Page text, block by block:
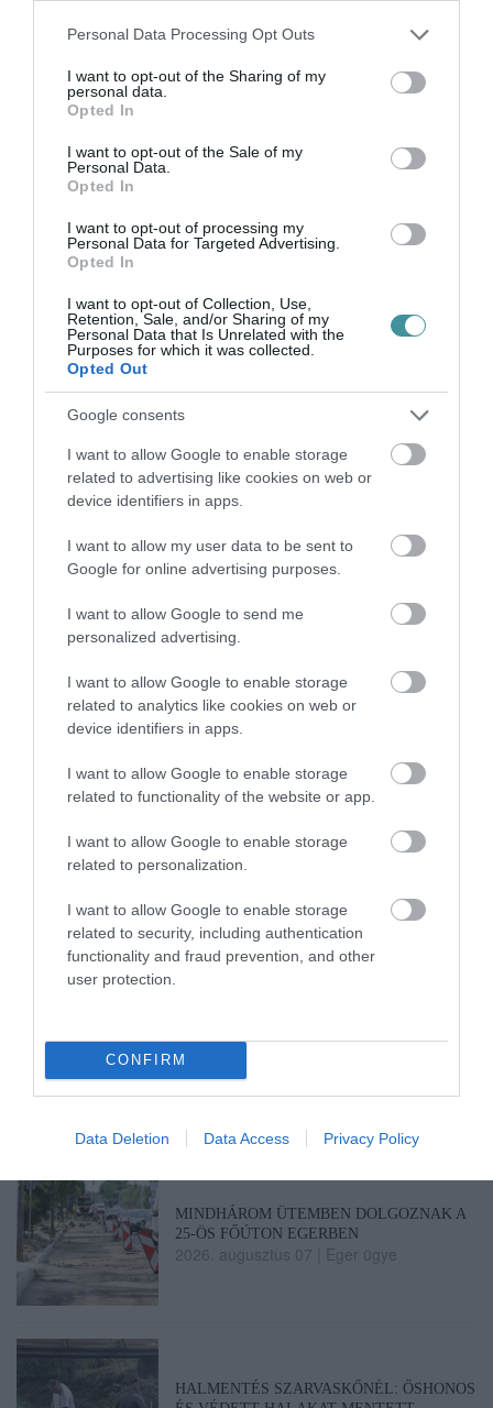
Please note that this website/app uses one or more Google
not limited to your visit or usage behaviour. You may click to
grant or deny consent to Google and its third-party tags to
use your data for below specified purposes in below Google
consent section.
Personal Data Processing Opt Outs
I want to opt-out of the Sharing of my
personal data.
Opted In
I want to opt-out of the Sale of my
Personal Data.
Opted In
I want to opt-out of processing my
Personal Data for Targeted Advertising.
Opted In
I want to opt-out of Collection, Use,
Retention, Sale, and/or Sharing of my
Personal Data that Is Unrelated with the
Purposes for which it was collected.
Opted Out
Google consents
I want to allow Google to enable storage
related to advertising like cookies on web or
device identifiers in apps.
I want to allow my user data to be sent to
Google for online advertising purposes.
I want to allow Google to send me
personalized advertising.
I want to allow Google to enable storage
related to analytics like cookies on web or
device identifiers in apps.
I want to allow Google to enable storage
related to functionality of the website or app.
I want to allow Google to enable storage
related to personalization.
I want to allow Google to enable storage
related to security, including authentication
functionality and fraud prevention, and other
user protection.
CONFIRM
Data Deletion Data Access Privacy Policy
Forrás: hkik.hu
Ne maradjon le a legfrissebb hírekről, kövessen
bennünket az EGRI ÜGYEK Google Hírek oldalán!
VISSZA A FŐOLDALRA
Legfrissebb híreink
TELJESEN ÚJRAINDUL A P...
2026. augusztus 07
TANULJ NÉMETÜL OTTHONRÓL: A
2026. augusztus 07|Promóció
ÚJRAINDULNAK A KORÁBBAN
LEÁLLÍTOTT SZOLGÁLTATÁSOK AZ
2026. augusztus 07|Eger ügye
TÍZ ÉVE NEM VOLT ILYEN ALACSONY
AZ INFLÁCIÓ MAGYARORSZÁGON
2026. augusztus 07
MINDHÁROM ÜTEMBEN DOLGOZNAK A
25-ÖS FŐÚTON EGERBEN
2026. augusztus 07 Eger ügye
HALMENTÉS SZARVASKŐNÉL: ŐSHONOS